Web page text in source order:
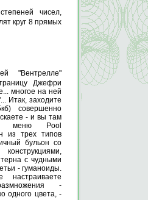
чисел,
круг 8 прямых
"Вентрелле"
Джефри
многое на ней
Итак, заходите
совершенно
- и вы там
меню Pool
из трех типов
бульон со
с чудными
- гуманоиды.
-
одного цвета, -